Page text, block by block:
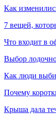
Как
7 вещей,
Что входит в
Выбор
Как люди
Почему
Крыша дала